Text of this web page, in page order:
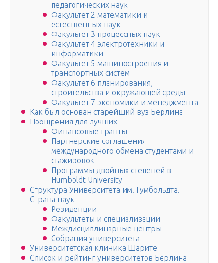
педагогических наук
Факультет 2 математики и
естественных наук
Факультет 3 процессных наук
Факультет 4 электротехники и
информатики
Факультет 5 машиностроения и
транспортных систем
Факультет 6 планирования,
строительства и окружающей среды
Факультет 7 экономики и менеджмента
Как был основан старейший вуз Берлина
Поощрения для лучших
Финансовые гранты
Партнерские соглашения
международного обмена студентами и
стажировок
Программы двойных степеней в
Humboldt University
Структура Университета им. Гумбольдта.
Страна наук
Резиденции
Факультеты и специализации
Междисциплинарные центры
Собрания университета
Университетская клиника Шарите
Список и рейтинг университетов Берлина